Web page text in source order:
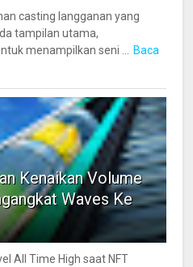
casting langganan yang
tampilan utama,
menampilkan seni ...
Baca
Kenaikan Volume
Waves Ke
All Time High saat NFT